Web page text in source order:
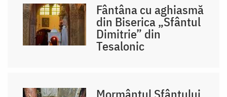
Fântâna cu aghiasmă
din Biserica „Sfântul
Dimitrie” din
Tesalonic